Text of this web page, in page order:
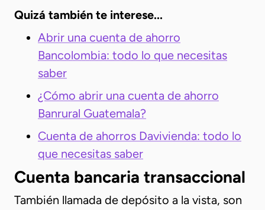
Quizá también te interese...
Abrir una cuenta de ahorro
Bancolombia: todo lo que necesitas
saber
¿Cómo abrir una cuenta de ahorro
Banrural Guatemala?
Cuenta de ahorros Davivienda: todo lo
que necesitas saber
Cuenta bancaria transaccional
También llamada de depósito a la vista, son